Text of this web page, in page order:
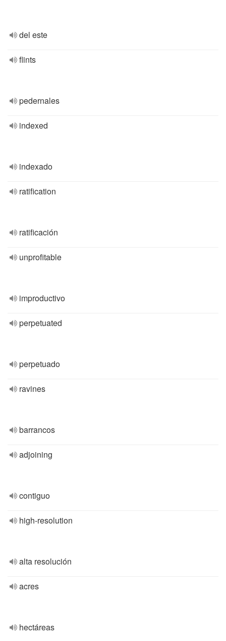
del este
flints
pedernales
indexed
indexado
ratification
ratificación
unprofitable
improductivo
perpetuated
perpetuado
ravines
barrancos
adjoining
contiguo
high-resolution
alta resolución
acres
hectáreas